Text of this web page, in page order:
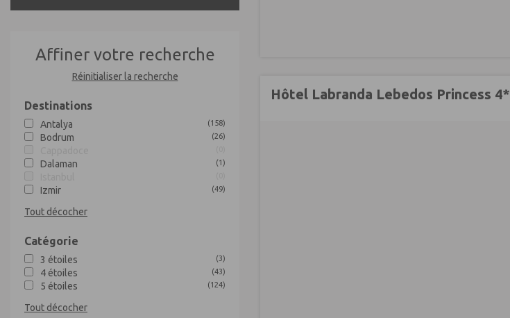
Affiner votre recherche
Réinitialiser la recherche
Destinations
Antalya (158)
Bodrum (26)
Dalaman (1)
Izmir (49)
Tout décocher
Catégorie
3 étoiles (3)
4 étoiles (43)
5 étoiles (124)
Tout décocher
Hôtel Labranda Lebedos Princess 4*